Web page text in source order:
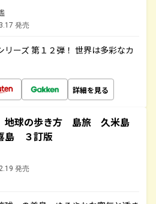
発売
ーズ 第１２弾！ 世界は多彩なカ
詳細を見る
地球の歩き方 島旅 久米島
島 ３訂版
発売